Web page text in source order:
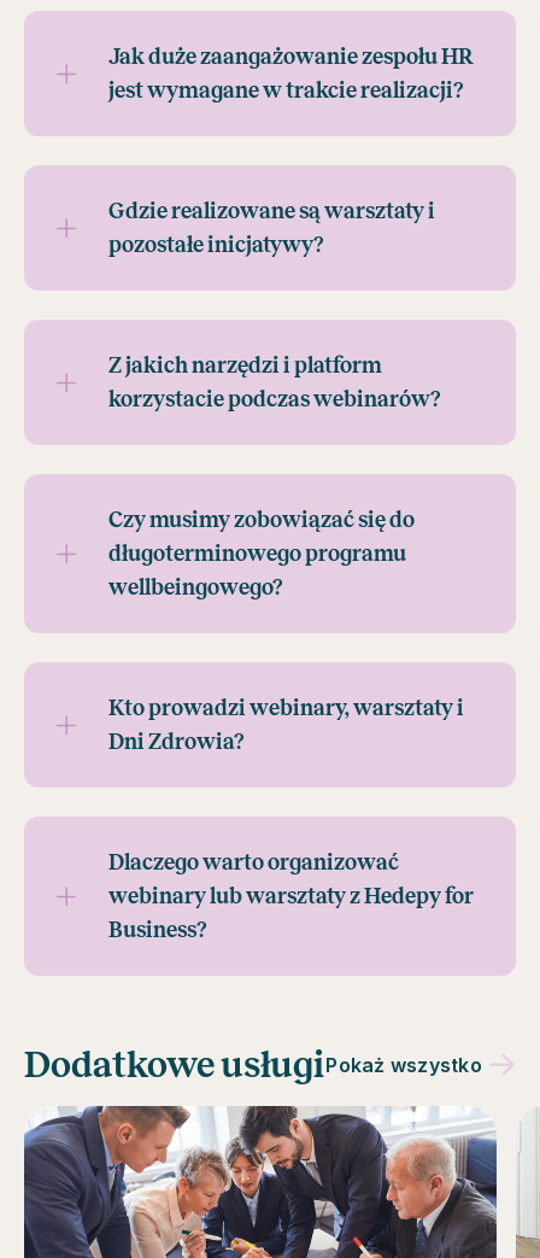
Jak duże zaangażowanie zespołu HR
jest wymagane w trakcie realizacji?
Gdzie realizowane są warsztaty i
pozostałe inicjatywy?
Z jakich narzędzi i platform
korzystacie podczas webinarów?
Czy musimy zobowiązać się do
długoterminowego programu
wellbeingowego?
Kto prowadzi webinary, warsztaty i
Dni Zdrowia?
Dlaczego warto organizować
webinary lub warsztaty z Hedepy for
Business?
Dodatkowe usługiPokaż wszystko